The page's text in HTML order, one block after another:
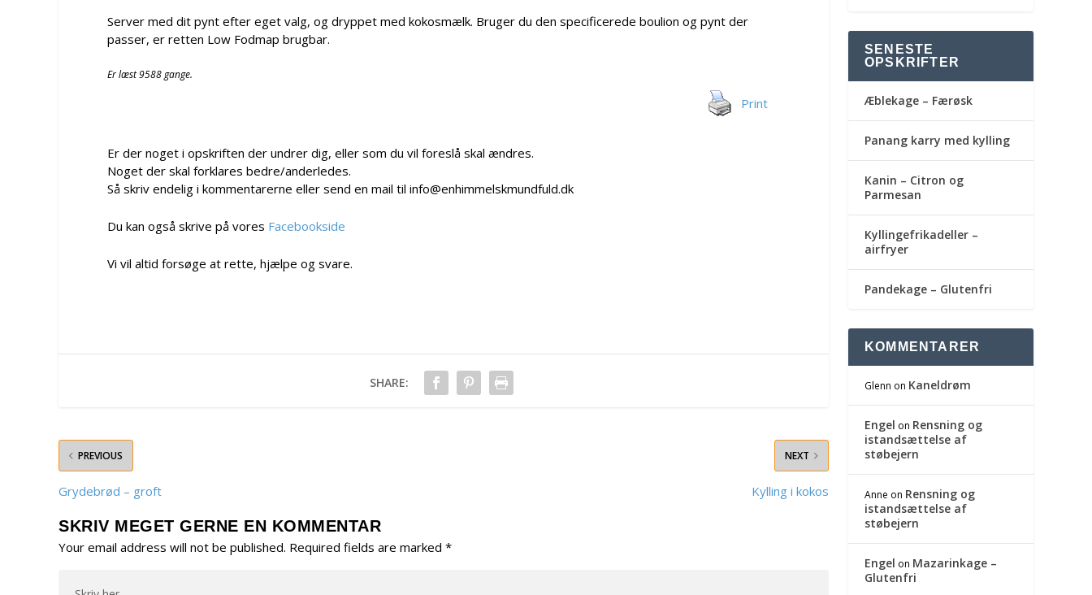
Server med dit pynt efter eget valg, og dryppet med kokosmælk. Bruger du den specificerede boulion og pynt der
passer, er retten Low Fodmap brugbar.
Er læst 9588 gange.
Print
Er der noget i opskriften der undrer dig, eller som du vil foreslå skal ændres.
Noget der skal forklares bedre/anderledes.
Så skriv endelig i kommentarerne eller send en mail til info@enhimmelskmundfuld.dk
Du kan også skrive på vores Facebookside
Vi vil altid forsøge at rette, hjælpe og svare.
SHARE:
PREVIOUS
Grydebrød – groft
NEXT
Kylling i kokos
SKRIV MEGET GERNE EN KOMMENTAR
Your email address will not be published. Required fields are marked *
SENESTE
OPSKRIFTER
Æblekage – Færøsk
Panang karry med kylling
Kanin – Citron og
Parmesan
Kyllingefrikadeller –
airfryer
Pandekage – Glutenfri
KOMMENTARER
Glenn on Kaneldrøm
Engel on Rensning og
istandsættelse af
støbejern
Anne on Rensning og
istandsættelse af
støbejern
Engel on Mazarinkage –
Glutenfri